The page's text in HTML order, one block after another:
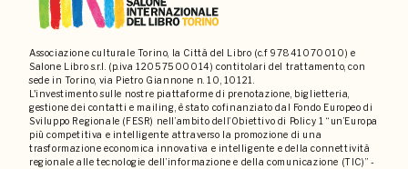
Associazione culturale Torino, la Città del Libro (c.f 97841070010) e
Salone Libro s.r.l. (p.iva 12057500014) contitolari del trattamento, con
sede in Torino, via Pietro Giannone n. 10, 10121.
L'investimento sulle nostre piattaforme di prenotazione, biglietteria,
gestione dei contatti e mailing, è stato cofinanziato dal Fondo Europeo di
Sviluppo Regionale (FESR) nell’ambito dell’Obiettivo di Policy 1 “un’Europa
più competitiva e intelligente attraverso la promozione di una
trasformazione economica innovativa e intelligente e della connettività
regionale alle tecnologie dell’informazione e della comunicazione (TIC)” -